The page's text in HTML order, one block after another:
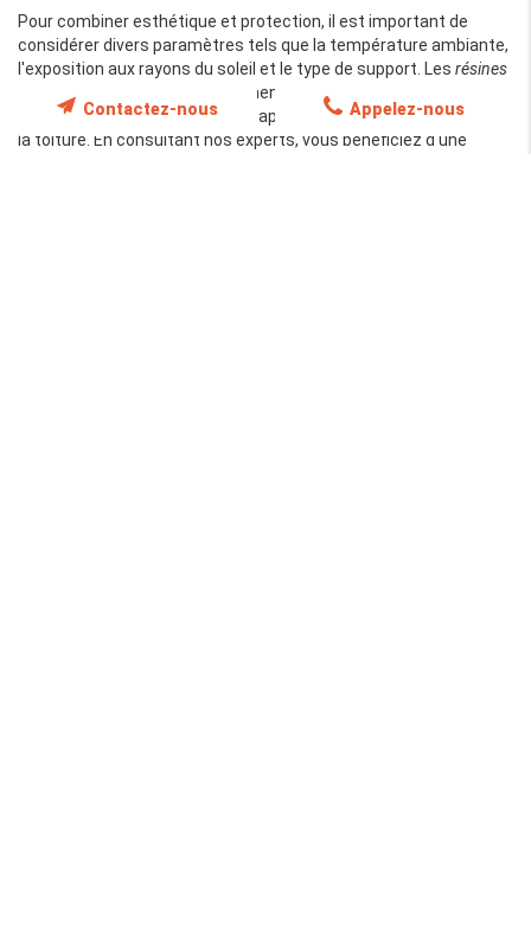
Pour combiner esthétique et protection, il est important de
considérer divers paramètres tels que la température ambiante,
l'exposition aux rayons du soleil et le type de support. Les résines
teintéespermettent non seulement une personnalisation visuelle,
mais renforcent également la capacité d'imperméabilisation de
la toiture. En consultant nos experts, vous bénéficiez d'une
Appelez-nous
Contactez-nous